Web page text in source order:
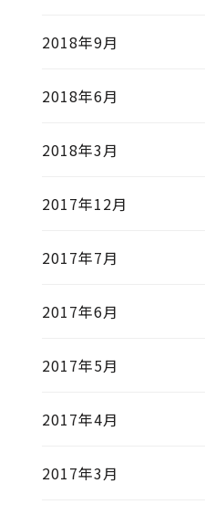
2018年9月
2018年6月
2018年3月
2017年12月
2017年7月
2017年6月
2017年5月
2017年4月
2017年3月